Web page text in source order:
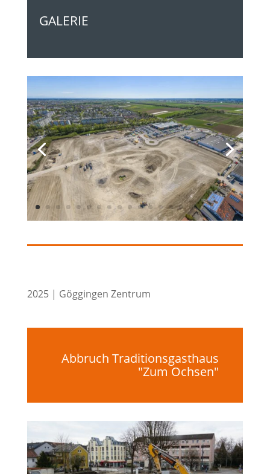
GALERIE
2025 | Göggingen Zentrum
Abbruch Traditionsgasthaus
"Zum Ochsen"